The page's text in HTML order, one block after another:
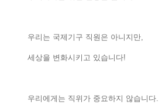
우리는 국제기구 직원은 아니지만,
세상을 변화시키고 있습니다!
우리에게는 직위가 중요하지 않습니다.